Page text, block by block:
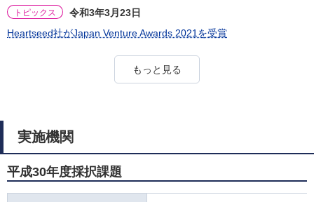
トピックス
令和3年3月23日
Heartseed社がJapan Venture Awards 2021を受賞
もっと見る
実施機関
平成30年度採択課題